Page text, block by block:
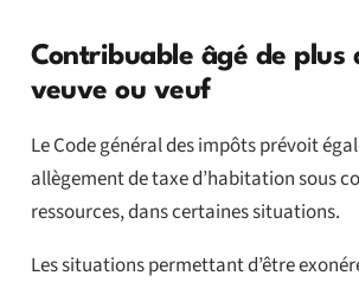
Contribuable âgé de plus
veuve ou veuf
Le Code général des impôts prévoit
allègement de taxe d’habitation sous
ressources, dans certaines situations.
Les situations permettant d’être